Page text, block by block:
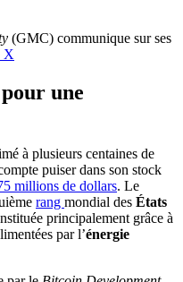
(GMC) communique sur ses
X
une
à plusieurs centaines de
puiser dans son stock
millions de dollars. Le
rang mondial des États
principalement grâce à
par l’énergie